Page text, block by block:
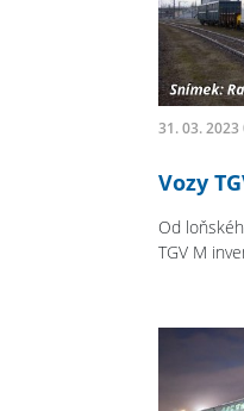
31. 03. 2023
Vozy
Od
TGV M